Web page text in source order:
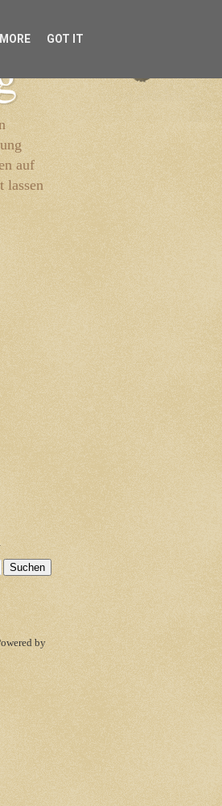
auf
lassen
by
GOT IT